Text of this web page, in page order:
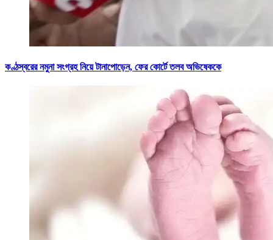
কণ্ঠস্বরের নমুনা সংগ্রহ নিয়ে টানাপোড়েন, ফের কোর্টে তলব অভিষেককে